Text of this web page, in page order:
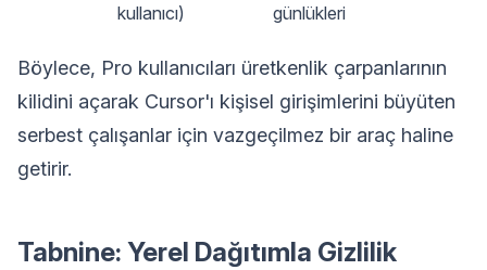
kullanıcı)
günlükleri
Böylece, Pro kullanıcıları üretkenlik çarpanlarının
kilidini açarak Cursor'ı kişisel girişimlerini büyüten
serbest çalışanlar için vazgeçilmez bir araç haline
getirir.
Tabnine: Yerel Dağıtımla Gizlilik